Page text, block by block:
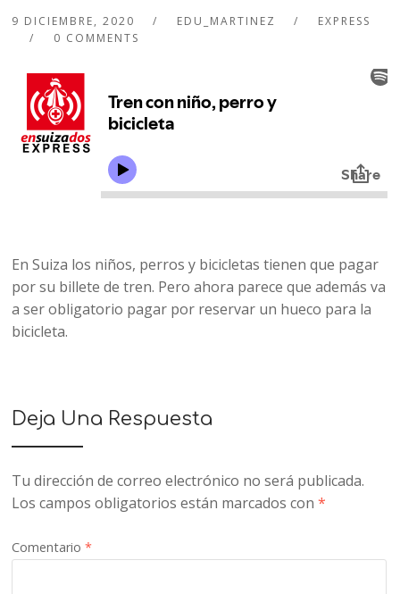
9 DICIEMBRE, 2020 EDU_MARTINEZ
EXPRESS
0 COMMENTS
En Suiza los niños, perros y bicicletas tienen que pagar
por su billete de tren. Pero ahora parece que además va
a ser obligatorio pagar por reservar un hueco para la
bicicleta.
Deja Una Respuesta
Tu dirección de correo electrónico no será publicada.
Los campos obligatorios están marcados con*
Comentario*